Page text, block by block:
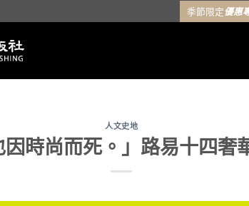
季節限定優惠
人文史地
因時尚而死。」路易十四奢